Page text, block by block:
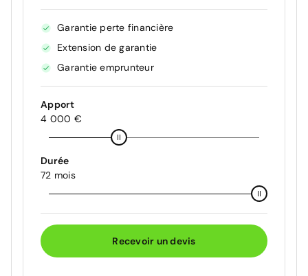
Garantie perte financière
Extension de garantie
Garantie emprunteur
Apport
4 000 €
Durée
72 mois
Recevoir un devis